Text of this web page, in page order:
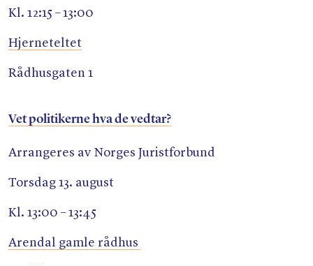
Kl. 12:15 – 13:00
Hjerneteltet
Rådhusgaten 1
Vet politikerne hva de vedtar?
Arrangeres av Norges Juristforbund
Torsdag 13. august
Kl. 13:00 – 13:45
Arendal gamle rådhus